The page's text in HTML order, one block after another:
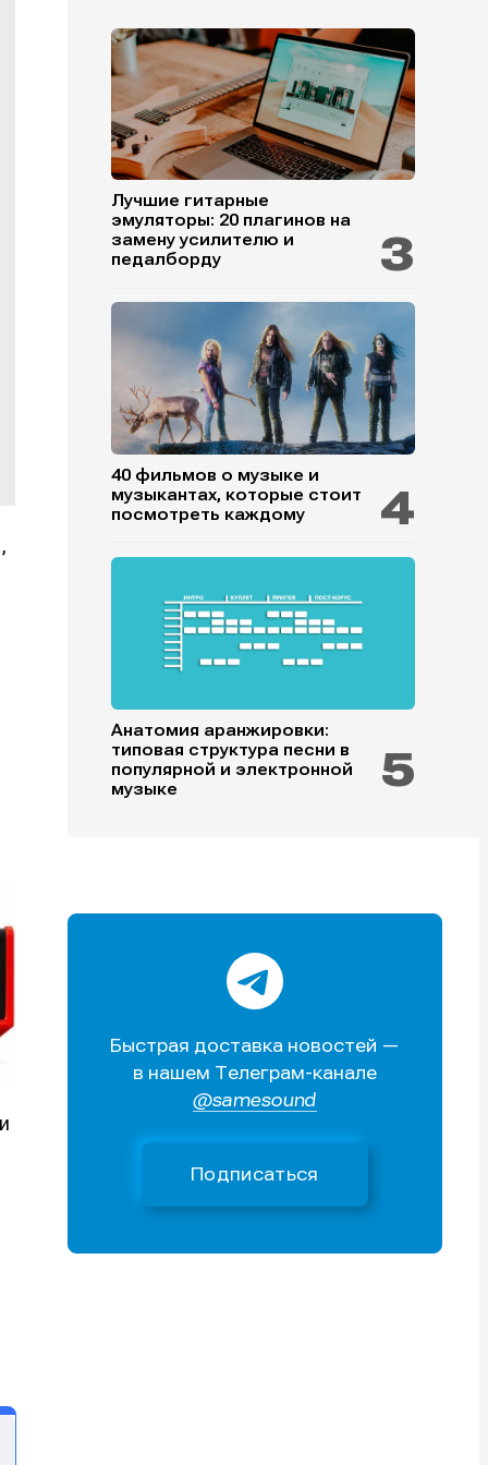
Лучшие гитарные
эмуляторы: 20 плагинов на
замену усилителю и
педалборду
40 фильмов о музыке и
музыкантах, которые стоит
посмотреть каждому
Анатомия аранжировки:
типовая структура песни в
популярной и электронной
музыке
Быстрая доставка новостей —
в нашем Телеграм-канале
@samesound
Подписаться